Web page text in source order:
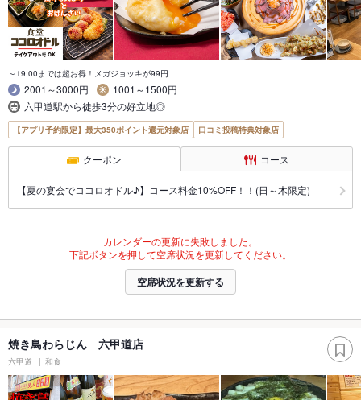
～19:00までは超お得！メガジョッキが99円
2001～3000円
1001～1500円
六甲道駅から徒歩3分の好立地◎
【アプリ予約限定】最大350ポイント還元対象店 口コミ投稿特典対象店
クーポン コース
【夏の宴会でココロオドル♪】コース料金10%OFF！！(日～木限定)
カレンダーの更新に失敗しました。
下記ボタンを押して空席状況を更新してください。
空席状況を更新する
焼き鳥わらじん 六甲道店
六甲道 和食